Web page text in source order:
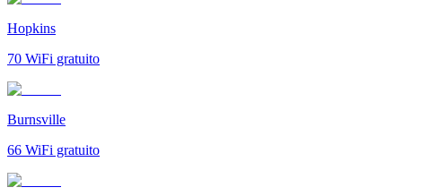
Hopkins
70 WiFi gratuito
Burnsville
66 WiFi gratuito